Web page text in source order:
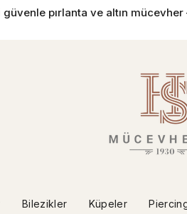
Bilezikler Küpeler
güvenle pırlanta ve altın